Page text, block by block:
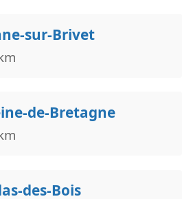
sur-Brivet
de-Bretagne
des-Bois